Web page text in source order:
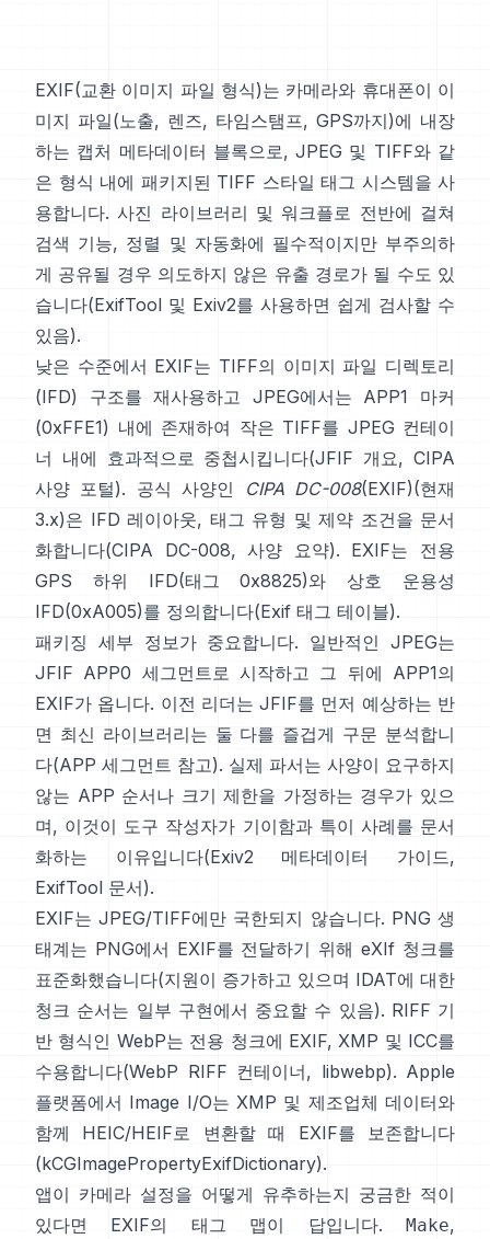
EXIF(교환 이미지 파일 형식)는 카메라와 휴대폰이 이
미지 파일(노출, 렌즈, 타임스탬프, GPS까지)에 내장
하는 캡처 메타데이터 블록으로,JPEG 및 TIFF와 같
은 형식 내에 패키지된 TIFF 스타일 태그 시스템을 사
용합니다. 사진 라이브러리 및 워크플로 전반에 걸쳐
검색 기능, 정렬 및 자동화에 필수적이지만 부주의하
게 공유될 경우 의도하지 않은 유출 경로가 될 수도 있
습니다(ExifTool 및 Exiv2를 사용하면 쉽게 검사할 수
있음).
낮은 수준에서 EXIF는 TIFF의 이미지 파일 디렉토리
(IFD) 구조를 재사용하고 JPEG에서는 APP1 마커
(0xFFE1) 내에 존재하여 작은 TIFF를 JPEG 컨테이
너 내에 효과적으로 중첩시킵니다(JFIF 개요,CIPA
사양 포털). 공식 사양인 CIPA DC-008(EXIF)(현재
3.x)은 IFD 레이아웃, 태그 유형 및 제약 조건을 문서
화합니다(CIPA DC-008,사양 요약). EXIF는 전용
GPS 하위 IFD(태그 0x8825)와 상호 운용성
IFD(0xA005)를 정의합니다(Exif 태그 테이블).
패키징 세부 정보가 중요합니다. 일반적인 JPEG는
JFIF APP0 세그먼트로 시작하고 그 뒤에 APP1의
EXIF가 옵니다. 이전 리더는 JFIF를 먼저 예상하는 반
면 최신 라이브러리는 둘 다를 즐겁게 구문 분석합니
다(APP 세그먼트 참고). 실제 파서는 사양이 요구하지
않는 APP 순서나 크기 제한을 가정하는 경우가 있으
며, 이것이 도구 작성자가 기이함과 특이 사례를 문서
화하는 이유입니다(Exiv2 메타데이터 가이드,
ExifTool 문서).
EXIF는 JPEG/TIFF에만 국한되지 않습니다. PNG 생
태계는 PNG에서 EXIF를 전달하기 위해eXIf 청크를
표준화했습니다(지원이 증가하고 있으며 IDAT에 대한
청크 순서는 일부 구현에서 중요할 수 있음). RIFF 기
반 형식인 WebP는 전용 청크에 EXIF, XMP 및 ICC를
수용합니다(WebP RIFF 컨테이너, libwebp). Apple
플랫폼에서 Image I/O는 XMP 및 제조업체 데이터와
함께 HEIC/HEIF로 변환할 때 EXIF를 보존합니다
(kCGImagePropertyExifDictionary).
앱이 카메라 설정을 어떻게 유추하는지 궁금한 적이
있다면 EXIF의 태그 맵이 답입니다. Make,